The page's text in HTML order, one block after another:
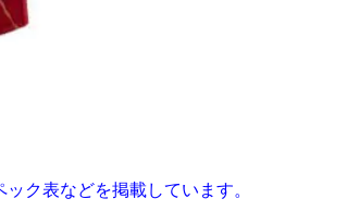
ク表などを掲載しています。